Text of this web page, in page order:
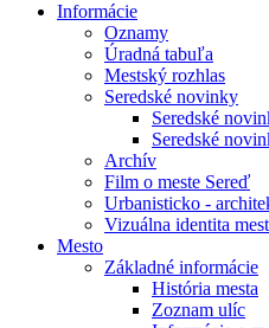
Informácie
Oznamy
Úradná tabuľa
Mestský rozhlas
Seredské novinky
Seredské
Seredské
Archív
Film o meste Sereď
Urbanisticko -
Vizuálna identita
Mesto
Základné informácie
História mesta
Zoznam ulíc